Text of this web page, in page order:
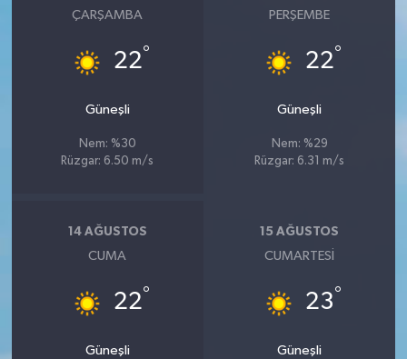
ÇARŞAMBA
22°
Güneşli
Nem: %30
Rüzgar: 6.50 m/s
PERŞEMBE
22°
Güneşli
Nem: %29
Rüzgar: 6.31 m/s
14 AĞUSTOS
CUMA
22°
Güneşli
15 AĞUSTOS
CUMARTESI
23°
Güneşli